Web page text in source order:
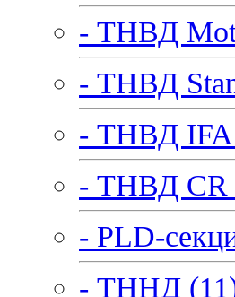
- ТНВД
- ТНВД
- ТНВД IFA
- ТНВД CR
- PLD-
- ТННД